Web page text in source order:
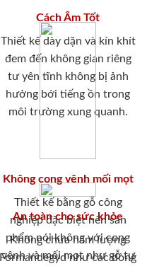
Cách Âm Tốt
Thiết kế dày dặn và kín khít
đem đến không gian riêng
tư yên tĩnh không bị ảnh
hưởng bới tiếng ồn trong
môi trường xung quanh.
Không cong vênh mối mọt
Thiết kế bằng gỗ công
nghiệp đặc biệt nên sản
phẩm nói không với cong
vênh và mối mọt như gỗ tự
An toàn cho sức khỏe
Không chưa hàm lượng
Formandegyd như các dòng